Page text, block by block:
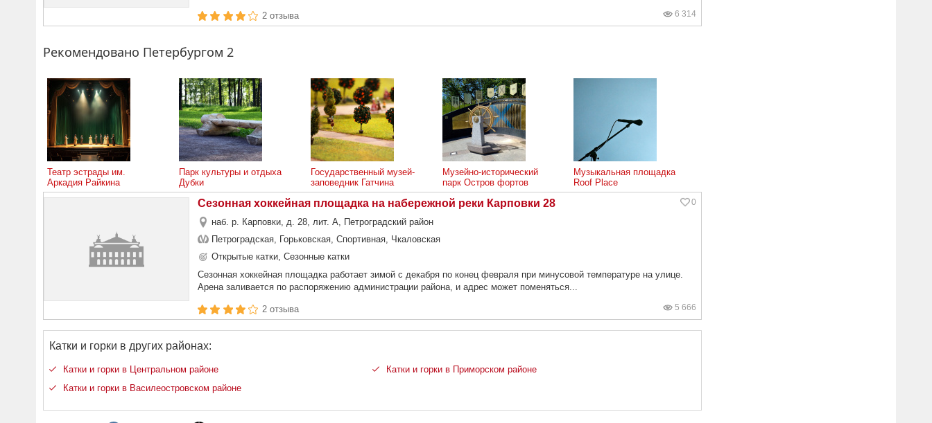
2 отзыва 6 314
Рекомендовано Петербургом 2
Театр эстрады им.
Аркадия Райкина
Парк культуры и отдыха
Дубки
Государственный музей-
заповедник Гатчина
Музейно-исторический
парк Остров фортов
Музыкальная площадка
Roof Place
Сезонная хоккейная площадка на набережной реки Карповки 28
наб. р. Карповки, д. 28, лит. А, Петроградский район
Петроградская, Горьковская, Спортивная, Чкаловская
Открытые катки, Сезонные катки
Сезонная хоккейная площадка работает зимой с декабря по конец февраля при минусовой температуре на улице.
Арена заливается по распоряжению администрации района, и адрес может поменяться...
2 отзыва 5 666
0
Катки и горки в других районах:
Катки и горки в Центральном районе
Катки и горки в Приморском районе
Катки и горки в Василеостровском районе